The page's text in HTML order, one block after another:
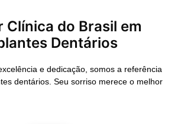
Clínica do Brasil em
Dentários
e dedicação, somos a referência
dentários. Seu sorriso merece o melhor